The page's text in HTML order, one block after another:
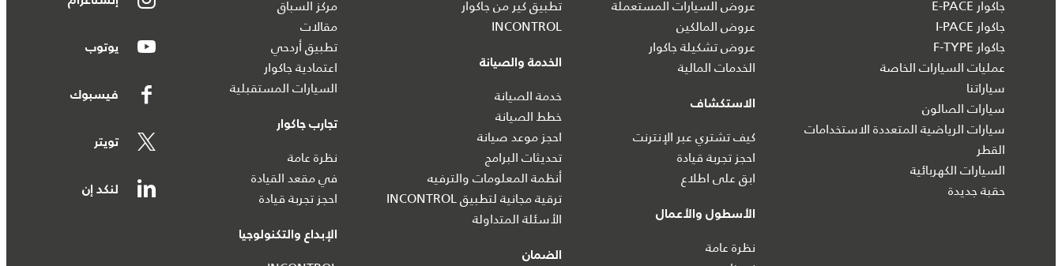
جاكوار E-PACE
جاكوار I‑PACE
جاكوار F-TYPE
عمليات السيارات الخاصة
سياراتنا
سيارات الصالون
سيارات الرياضية المتعددة الاستخدامات
القطر
السيارات الكهربائية
حقبة جديدة
عروض السيارات المستعملة
عروض المالكين
عروض تشكيلة جاكوار
الخدمات المالية
الاستكشاف
كيف تشتري عبر الإنترنت
احجز تجربة قيادة
ابق على اطلاع
الأسطول والأعمال
نظرة عامة
تطبيق كير من جاكوار
INCONTROL
الخدمة والصيانة
خدمة الصيانة
خطط الصيانة
احجز موعد صيانة
تحديثات البرامج
أنظمة المعلومات والترفيه
ترقية مجانية لتطبيق INCONTROL
الأسئلة المتداولة
الضمان
مركز السباق
مقالات
تطبيق أردحي
اعتمادية جاكوار
السيارات المستقبلية
تجارب جاكوار
نظرة عامة
في مقعد القيادة
احجز تجربة قيادة
الإبداع والتكنولوجيا
يوتوب
فيسبوك
تويتر
لنكد إن